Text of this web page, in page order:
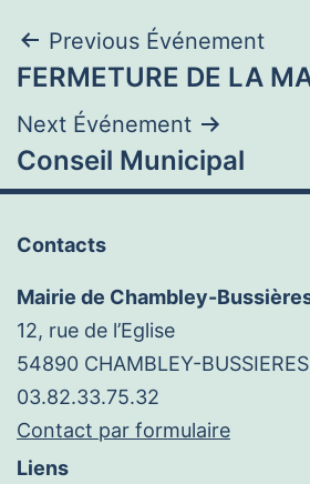
Navigation
de
l’article
Previous Événement
FERMETURE DE LA
Next Événement
Conseil Municipal
Contacts
Mairie de Chambley-
12, rue de l’Eglise
54890 CHAMBLEY-BUSSIERES
03.82.33.75.32
Contact par formulaire
Liens